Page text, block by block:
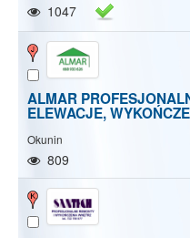
1047
ALMAR
ELEWACJE,
Okunin
809